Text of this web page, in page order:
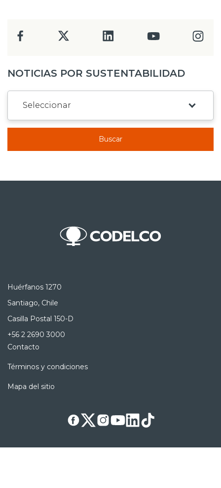
NOTICIAS POR SUSTENTABILIDAD
Buscar
Huérfanos 1270
Santiago, Chile
Casilla Postal 150-D
+56 2 2690 3000
Contacto
Términos y condiciones
Mapa del sitio